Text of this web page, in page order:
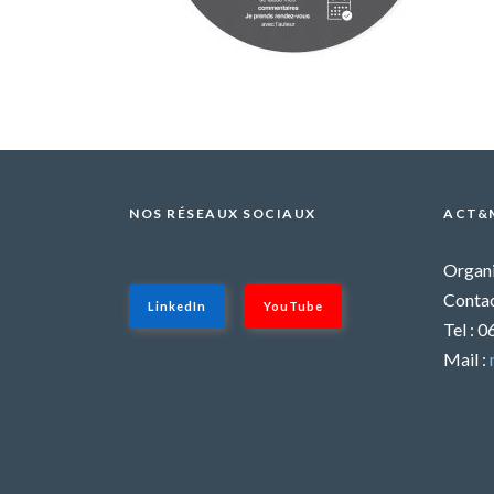
NOS RÉSEAUX SOCIAUX
LinkedIn YouTube
Tel :
Mail :